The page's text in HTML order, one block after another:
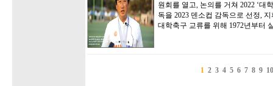
원회를 열고, 논의를 거쳐 2022 ‘대
독을 2023 덴소컵 감독으로 선정,
대학축구 교류를 위해 1972년부터
1 2 3 4 5 6 7 8 9 10